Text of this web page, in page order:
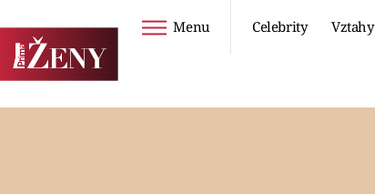
Menu Celebrity Vztahy